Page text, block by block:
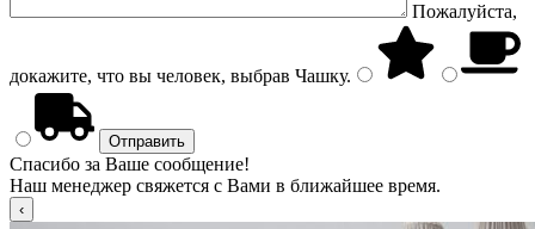
Пожалуйста,
докажите, что вы человек, выбрав Чашку.
Спасибо за Ваше сообщение!
Наш менеджер свяжется с Вами в ближайшее время.